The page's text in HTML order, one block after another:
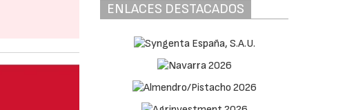
ENLACES DESTACADOS